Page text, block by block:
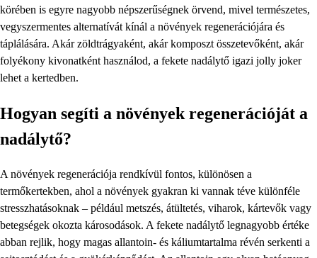
körében is egyre nagyobb népszerűségnek örvend, mivel természetes,
vegyszermentes alternatívát kínál a növények regenerációjára és
táplálására. Akár zöldtrágyaként, akár komposzt összetevőként, akár
folyékony kivonatként használod, a fekete nadálytő igazi jolly joker
lehet a kertedben.
Hogyan segíti a növények regenerációját a
nadálytő?
A növények regenerációja rendkívül fontos, különösen a
termőkertekben, ahol a növények gyakran ki vannak téve különféle
stresszhatásoknak – például metszés, átültetés, viharok, kártevők vagy
betegségek okozta károsodások. A fekete nadálytő legnagyobb értéke
abban rejlik, hogy magas allantoin- és káliumtartalma révén serkenti a